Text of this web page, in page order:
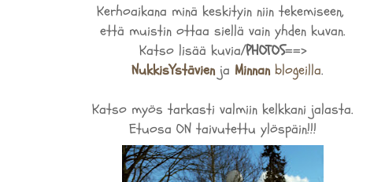
Kerhoaikana minä keskityin niin tekemiseen,
että muistin ottaa siellä vain yhden kuvan.
Katso lisää kuvia/PHOTOS==>
NukkisYstävienja Minnanblogeilla.
Katso myös tarkasti valmiin kelkkani jalasta.
Etuosa ON taivutettu ylöspäin!!!